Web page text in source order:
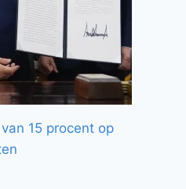
15 procent op